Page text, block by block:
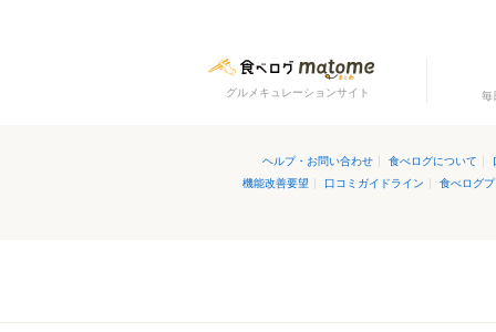
グルメキュレーションサイト 毎
ヘルプ・お問い合わせ | 食べログについて |
機能改善要望 | 口コミガイドライン | 食べログ